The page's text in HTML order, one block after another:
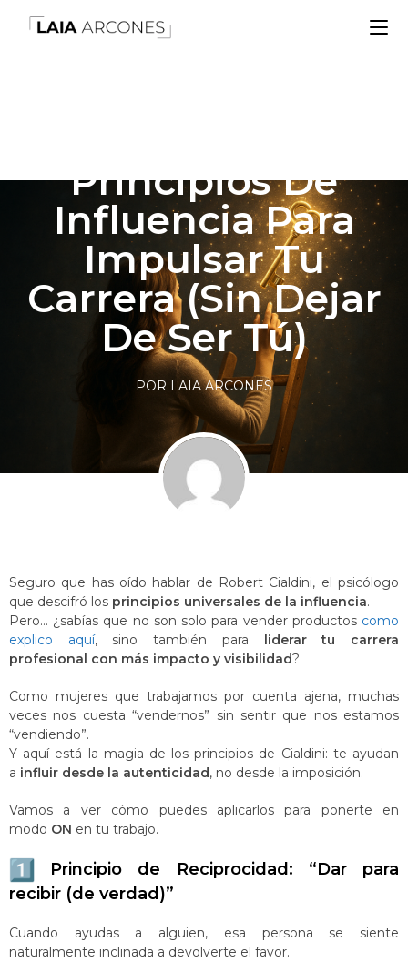
Principios De
Influencia Para
Impulsar Tu
Carrera (sin Dejar
De Ser Tú)
POR LAIA ARCONES
Seguro que has oído hablar de Robert Cialdini, el psicólogo
que descifró los principios universales de la influencia.
Pero… ¿sabías que no son solo para vender productos como
explico aquí, sino también para liderar tu carrera
profesional con más impacto y visibilidad?
Como mujeres que trabajamos por cuenta ajena, muchas
veces nos cuesta “vendernos” sin sentir que nos estamos
“vendiendo”.
Y aquí está la magia de los principios de Cialdini: te ayudan
a influir desde la autenticidad, no desde la imposición.
Vamos a ver cómo puedes aplicarlos para ponerte en
modo ON en tu trabajo.
Principio de Reciprocidad: “Dar para
recibir (de verdad)”
Cuando ayudas a alguien, esa persona se siente
naturalmente inclinada a devolverte el favor.